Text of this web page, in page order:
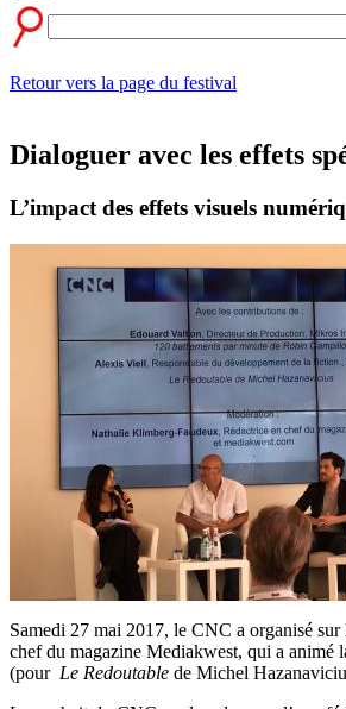
Retour vers la page du festival
Dialoguer avec les effets
L’impact des effets visuels
Samedi 27 mai 2017, le CNC a organisé
chef du magazine Mediakwest, qui a
(pour Le Redoutable de Michel